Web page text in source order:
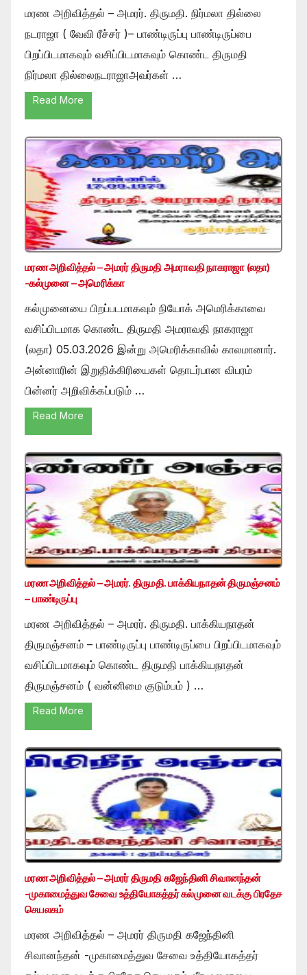
மரண அறிவித்தல் – அமரர். திருமதி. நிர்மலா தில்லை
நடராஜா ( வேவி ரீச்சர் )– பாண்டிருப்பு பாண்டிருப்பை
பிறப்பிடமாகவும் வசிப்பிடமாகவும் கொண்ட திருமதி
நிர்மலா தில்லைநடராஜாஅவர்கள் …
Read More
மரண அறிவித்தல் – அமரர் திருமதி அமராவதி நாகராஜா (லதா)
-கல்முனை – அமெரிக்கா
கல்முனையை பிறப்படமாகவும் நியோக் அமெரிக்காவை
வசிப்பிடமாக கொண்ட திருமதி அமராவதி நாகராஜா
(லதா) 05.03.2026 இன்று அமெரிக்காவில் காலமானார்.
அன்னாரின் இறுதிக்கிரியைகள் தொடர்பான விபரம்
பின்னர் அறிவிக்கப்படும் …
Read More
மரண அறிவித்தல் – அமரர். திருமதி. பாக்கியநாதன் திருமஞ்சனம்
– பாண்டிருப்பு
மரண அறிவித்தல் – அமரர். திருமதி. பாக்கியநாதன்
திருமஞ்சனம் – பாண்டிருப்பு பாண்டிருப்பை பிறப்பிடமாகவும்
வசிப்பிடமாகவும் கொண்ட திருமதி பாக்கியநாதன்
திருமஞ்சனம் ( வன்னிமை குடும்பம் ) …
Read More
மரண அறிவித்தல் – அமரர் திருமதி கஜேந்தினி சிவானந்தன்
-முகாமைத்துவ சேவை உத்தியோகத்தர் கல்முனை வடக்கு பிரதேச
செயலகம்
மரண அறிவித்தல் – அமரர் திருமதி கஜேந்தினி
சிவானந்தன் -முகாமைத்துவ சேவை உத்தியோகத்தர்